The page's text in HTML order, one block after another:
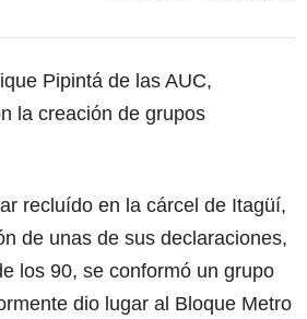
Pipintá de las AUC,
la creación de grupos
recluído en la cárcel de Itagüí,
de unas de sus declaraciones,
los 90, se conformó un grupo
dio lugar al Bloque Metro